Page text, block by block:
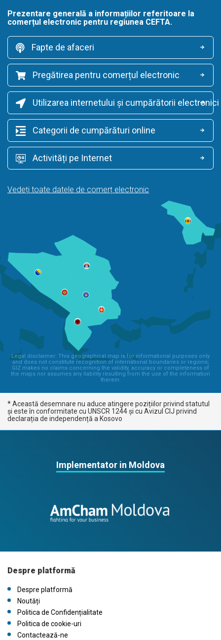
Legal disclaimer: This geographical map is for informational purposes only
and does not constitute recognition of international boundaries or regions;
GIZ makes no claims concerning the validity, accuracy or completeness of
the maps nor assumes any liability resulting from the use of the information
therein.
Prezentare generală a informațiilor referitoare la
comerțul electronic pentru regiunea CEFTA.
Fapte de afaceri
Pregătirea pentru comerțul electronic
Utilizarea internetului și cumpărătorii electronici
Categorii de cumpărături online
Activități pe Internet
Vedeți toate datele de comerț electronic
* Această desemnare nu aduce atingere pozițiilor privind statutul
și este în conformitate cu UNSCR 1244 și cu Avizul CIJ privind
declarația de independență a Kosovo
Implementator in Moldova
Despre platformă
Despre platformă
Noutăți
Politica de Confidențialitate
Politica de cookie-uri
Contactează-ne